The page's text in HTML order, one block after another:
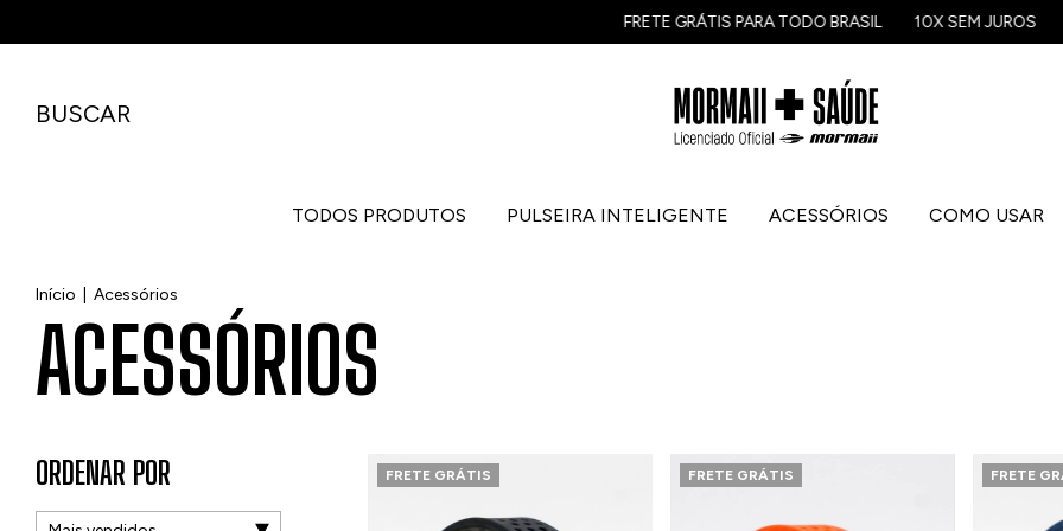
FRETE GRÁTIS PARA TODO BRASIL 10X SEM JUROS FRETE
BUSCAR
TODOS PRODUTOS PULSEIRA INTELIGENTE ACESSÓRIOS COMO USAR
Início Acessórios
ACESSÓRIOS
ORDENAR POR FRETE GRÁTIS FRETE GRÁTIS FRETE